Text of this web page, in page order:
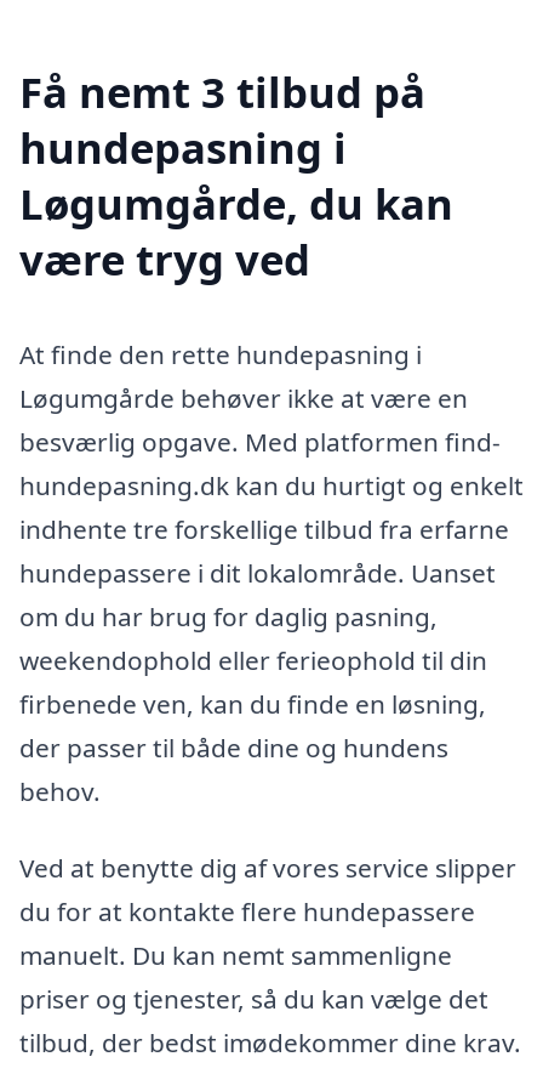
Få nemt 3 tilbud på
hundepasning i
Løgumgårde, du kan
være tryg ved
At finde den rette hundepasning i
Løgumgårde behøver ikke at være en
besværlig opgave. Med platformen find-
hundepasning.dk kan du hurtigt og enkelt
indhente tre forskellige tilbud fra erfarne
hundepassere i dit lokalområde. Uanset
om du har brug for daglig pasning,
weekendophold eller ferieophold til din
firbenede ven, kan du finde en løsning,
der passer til både dine og hundens
behov.
Ved at benytte dig af vores service slipper
du for at kontakte flere hundepassere
manuelt. Du kan nemt sammenligne
priser og tjenester, så du kan vælge det
tilbud, der bedst imødekommer dine krav.